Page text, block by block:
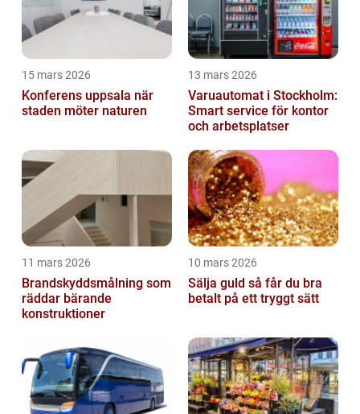
15 mars 2026
Konferens uppsala när
staden möter naturen
13 mars 2026
Varuautomat i Stockholm:
Smart service för kontor
och arbetsplatser
11 mars 2026
Brandskyddsmålning som
räddar bärande
konstruktioner
10 mars 2026
Sälja guld så får du bra
betalt på ett tryggt sätt